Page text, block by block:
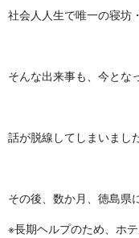
社会人人生で唯一の寝坊
そんな出来事も、今とな
話が脱線してしまいまし
その後、数か月、徳島県
※長期ヘルプのため、ホ